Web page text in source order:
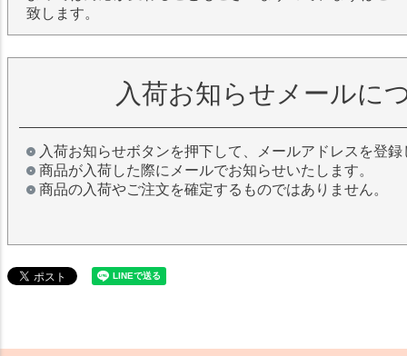
致します。
入荷お知らせメールに
入荷お知らせボタンを押下して、メールアドレスを登
商品が入荷した際にメールでお知らせいたします。
商品の入荷やご注文を確定するものではありません。